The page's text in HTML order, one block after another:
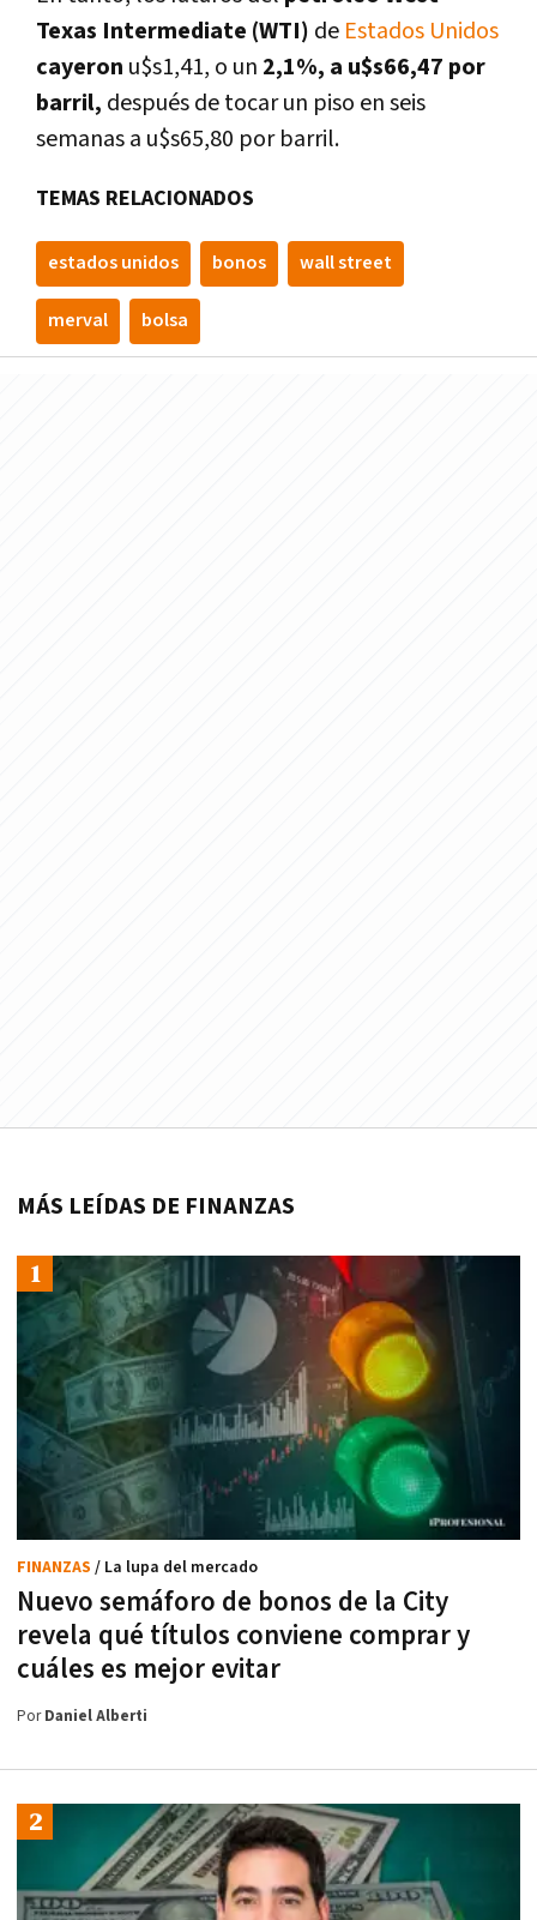
Texas Intermediate (WTI) de Estados Unidos
cayeron u$s1,41, o un 2,1%, a u$s66,47 por
barril, después de tocar un piso en seis
semanas a u$s65,80 por barril.
TEMAS RELACIONADOS
estados unidos bonos wall street
merval bolsa
MÁS LEÍDAS DE FINANZAS
Nuevo semáforo de bonos de la City
revela qué títulos conviene comprar y
cuáles es mejor evitar
FINANZAS / La lupa del mercado
PorDaniel Alberti